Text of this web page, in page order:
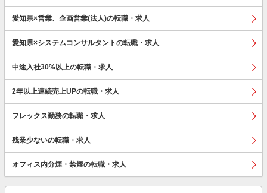
愛知県×営業、企画営業(法人)の転職・求人
愛知県×システムコンサルタントの転職・求人
中途入社30%以上の転職・求人
2年以上連続売上UPの転職・求人
フレックス勤務の転職・求人
残業少ないの転職・求人
オフィス内分煙・禁煙の転職・求人